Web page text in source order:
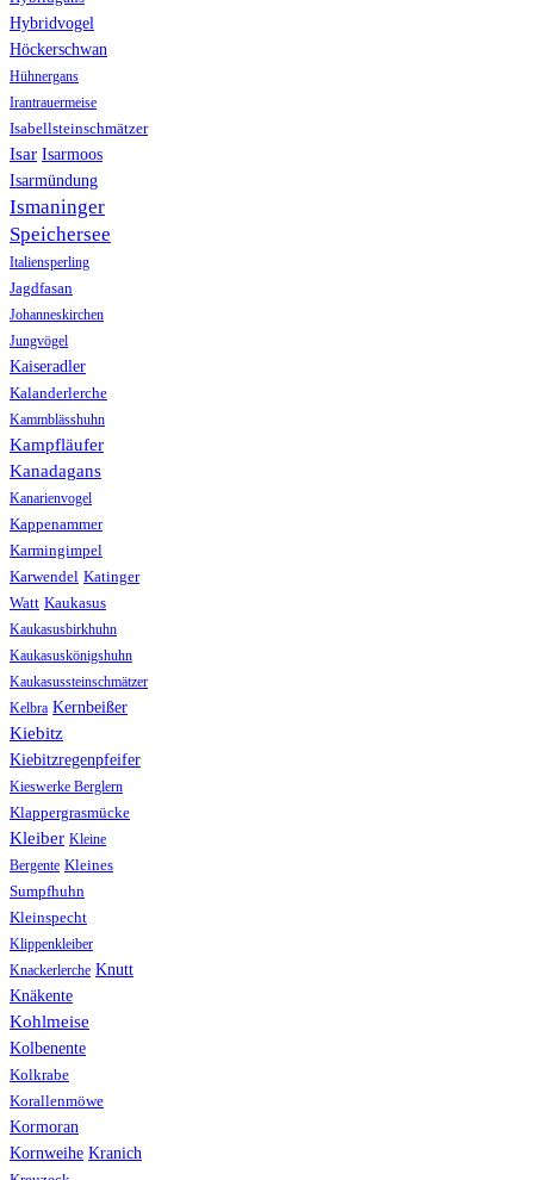
Hybridvogel
Höckerschwan
Hühnergans
Irantrauermeise
Isabellsteinschmätzer
Isar Isarmoos
Isarmündung
Ismaninger
Speichersee
Italiensperling
Jagdfasan
Johanneskirchen
Jungvögel
Kaiseradler
Kalanderlerche
Kammblässhuhn
Kampfläufer
Kanadagans
Kanarienvogel
Kappenammer
Karmingimpel
Karwendel Katinger
Watt Kaukasus
Kaukasusbirkhuhn
Kaukasuskönigshuhn
Kaukasussteinschmätzer
Kelbra Kernbeißer
Kiebitz
Kiebitzregenpfeifer
Kieswerke Berglern
Klappergrasmücke
Kleiber Kleine
Bergente Kleines
Sumpfhuhn
Kleinspecht
Klippenkleiber
Knackerlerche Knutt
Knäkente
Kohlmeise
Kolbenente
Kolkrabe
Korallenmöwe
Kormoran
Kornweihe Kranich